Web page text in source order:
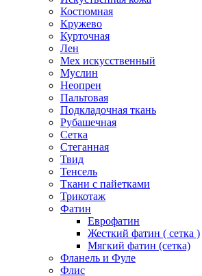
Костюмная
Кружево
Курточная
Лен
Мех искусственный
Муслин
Неопрен
Пальтовая
Подкладочная ткань
Рубашечная
Сетка
Стеганная
Твид
Тенсель
Ткани с пайетками
Трикотаж
Фатин
Еврофатин
Жесткий фатин ( сетка )
Мягкий фатин (сетка)
Фланель и Фуле
Флис